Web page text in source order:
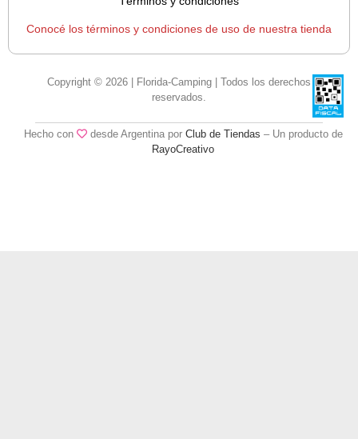
Conocé los términos y condiciones de uso de nuestra tienda
Copyright © 2026 | Florida-Camping | Todos los derechos
reservados.
Hecho con desde Argentina por Club de Tiendas – Un producto de
RayoCreativo